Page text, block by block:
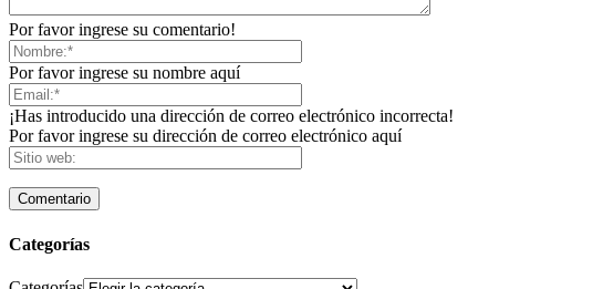
Por favor ingrese su comentario!
Por favor ingrese su nombre aquí
¡Has introducido una dirección de correo electrónico incorrecta!
Por favor ingrese su dirección de correo electrónico aquí
Categorías